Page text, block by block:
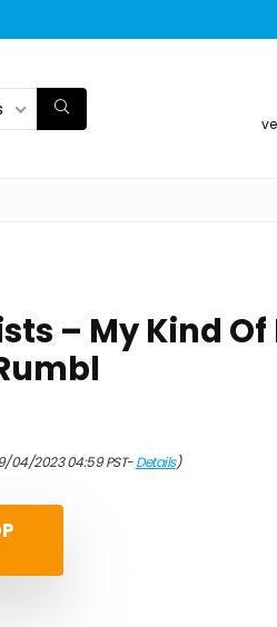
– My Kind Of
04/2023 04:59 PST-Details)